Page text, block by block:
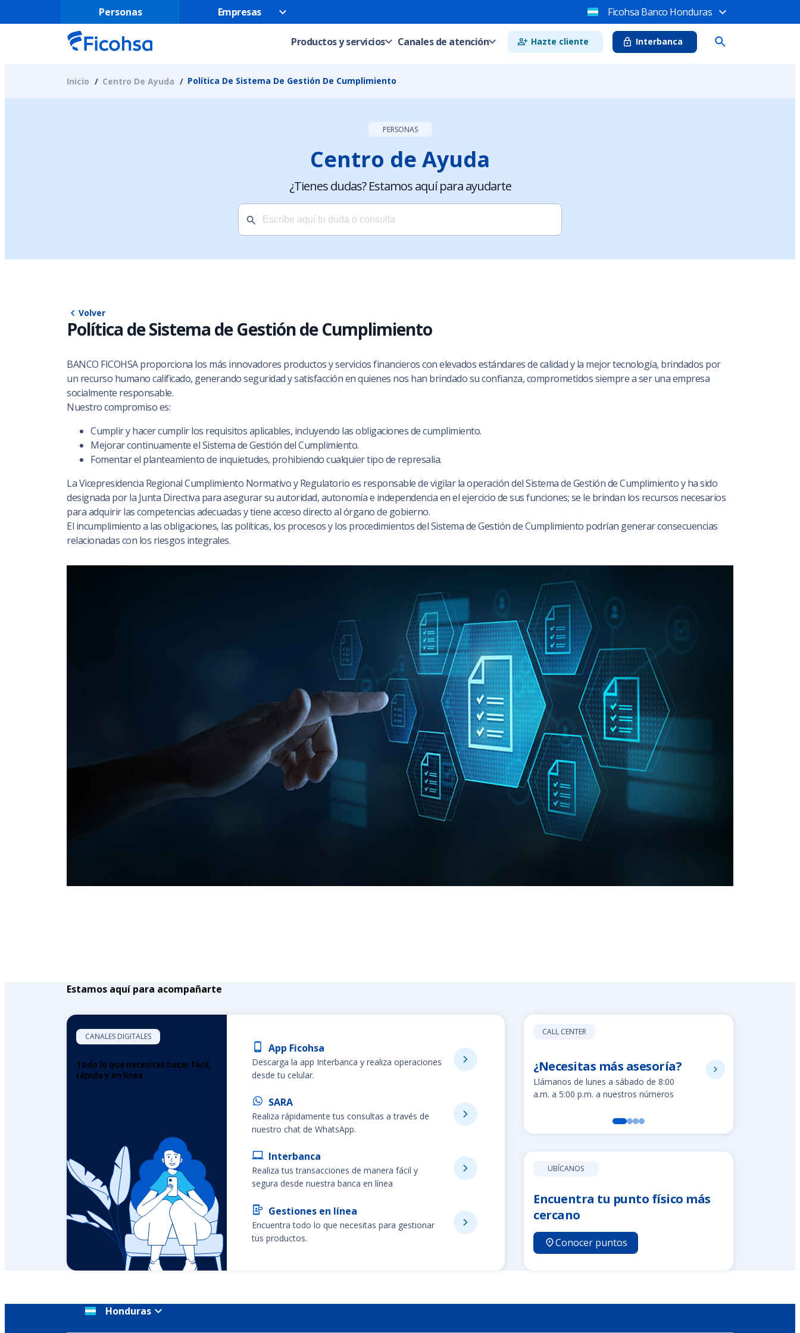
Personas Empresas Ficohsa Banco Honduras
Productos y servicios Canales de atención Hazte cliente Interbanca
Inicio Centro De Ayuda Política De Sistema De Gestión De Cumplimiento
PERSONAS
Centro de Ayuda
¿Tienes dudas? Estamos aquí para ayudarte
Volver
Política de Sistema de Gestión de Cumplimiento
BANCO FICOHSA proporciona los más innovadores productos y servicios financieros con elevados estándares de calidad y la mejor tecnología, brindados por
un recurso humano calificado, generando seguridad y satisfacción en quienes nos han brindado su confianza, comprometidos siempre a ser una empresa
socialmente responsable.
Nuestro compromiso es:
Cumplir y hacer cumplir los requisitos aplicables, incluyendo las obligaciones de cumplimiento.
Mejorar continuamente el Sistema de Gestión del Cumplimiento.
Fomentar el planteamiento de inquietudes, prohibiendo cualquier tipo de represalia.
La Vicepresidencia Regional Cumplimiento Normativo y Regulatorio es responsable de vigilar la operación del Sistema de Gestión de Cumplimiento y ha sido
designada por la Junta Directiva para asegurar su autoridad, autonomía e independencia en el ejercicio de sus funciones; se le brindan los recursos necesarios
para adquirir las competencias adecuadas y tiene acceso directo al órgano de gobierno.
El incumplimiento a las obligaciones, las políticas, los procesos y los procedimientos del Sistema de Gestión de Cumplimiento podrían generar consecuencias
relacionadas con los riesgos integrales.
Estamos aquí para acompañarte
CANALES DIGITALES
Todo lo que necesitas hacer fácil,
rápido y en línea
App Ficohsa
Descarga la app Interbanca y realiza operaciones
desde tu celular.
SARA
Realiza rápidamente tus consultas a través de
nuestro chat de WhatsApp.
Interbanca
Realiza tus transacciones de manera fácil y
segura desde nuestra banca en línea
Gestiones en línea
Encuentra todo lo que necesitas para gestionar
tus productos.
CALL CENTER
¿Necesitas más asesoría?
Llámanos de lunes a sábado de 8:00
a.m. a 5:00 p.m. a nuestros números
UBÍCANOS
Encuentra tu punto físico más
cercano
Conocer puntos
Honduras